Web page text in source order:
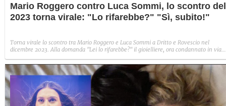
Mario Roggero contro Luca Sommi, lo scontro del
2023 torna virale: "Lo rifarebbe?" "Sì, subito!"
Torna virale lo scontro tra Mario Roggero e Luca Sommi a Dritto e Rovescio nel
dicembre 2023. Alla domanda "Lei lo rifarebbe?" il gioielliere, ora condannato in via